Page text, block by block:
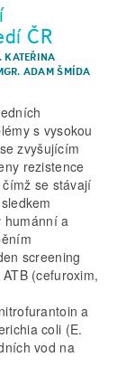
ČR
KATEŘINA
ADAM ŠMÍDA
s vysokou
zvyšujícím
rezistence
se stávají
humánní a
screening
(cefuroxim,
a
coli (E.
vod na